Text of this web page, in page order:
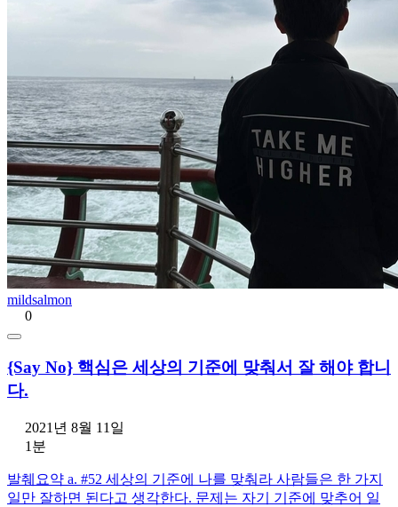
mildsalmon
0
{Say No} 핵심은 세상의 기준에 맞춰서 잘 해야 합니
다.
2021년 8월 11일
1분
발췌요약 a. #52 세상의 기준에 나를 맞춰라 사람들은 한 가지
일만 잘하면 된다고 생각한다. 문제는 자기 기준에 맞추어 일